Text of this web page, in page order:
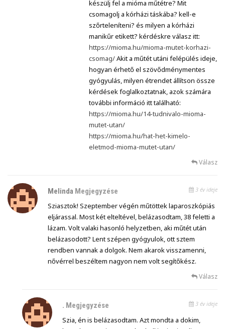
készülj fel a mióma műtétre? Mit
csomagolj a kórházi táskába? kell-e
szőrteleníteni? és milyen a kórházi
manikűr etikett? kérdéskre válasz itt:
https://mioma.hu/mioma-mutet-korhazi-
csomag/Akit a műtét utáni felépülés ideje,
hogyan érhető el szövődménymentes
gyógyulás, milyen étrendet állítson össze
kérdések foglalkoztatnak, azok számára
további információ itt található:
https://mioma.hu/14-tudnivalo-mioma-
mutet-utan/
https://mioma.hu/hat-het-kimelo-
eletmod-mioma-mutet-utan/
Válasz
Melinda Megjegyzése 3 év ideje
Sziasztok! Szeptember végén műtöttek laparoszkópiás
eljárassal. Most két elteltével, belázasodtam, 38 feletti a
lázam. Volt valaki hasonló helyzetben, aki műtét után
belázasodott? Lent szépen gyógyulok, ott sztem
rendben vannak a dolgok. Nem akarok visszamenni,
nővérrel beszéltem nagyon nem volt segítőkész.
Válasz
. Megjegyzése 3 év ideje
Szia, én is belázasodtam. Azt mondta a dokim,